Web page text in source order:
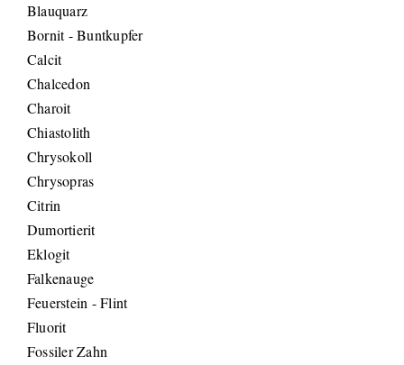
Blauquarz
Bornit - Buntkupfer
Calcit
Chalcedon
Charoit
Chiastolith
Chrysokoll
Chrysopras
Citrin
Dumortierit
Eklogit
Falkenauge
Feuerstein - Flint
Fluorit
Fossiler Zahn